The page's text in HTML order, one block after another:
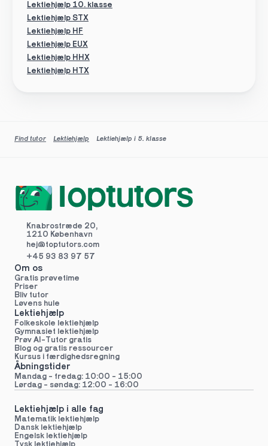
Lektiehjælp 10. klasse
Lektiehjælp HF
Lektiehjælp EUX
Lektiehjælp STX
Lektiehjælp HHX
Lektiehjælp HTX
Find tutor Lektiehjælp Lektiehjælp i 5. klasse
Knabrostræde 20,
1210 København
hej@toptutors.com
+45 93 83 97 57
Om os
Gratis prøvetime
Priser
Bliv tutor
Løvens hule
Lektiehjælp
Folkeskole lektiehjælp
Gymnasiet lektiehjælp
Prøv AI-Tutor gratis
Blog og gratis ressourcer
Kursus i færdighedsregning
Åbningstider
Mandag - fredag: 10:00 - 15:00
Lørdag - søndag: 12:00 - 16:00
Lektiehjælp i alle fag
Matematik lektiehjælp
Dansk lektiehjælp
Engelsk lektiehjælp